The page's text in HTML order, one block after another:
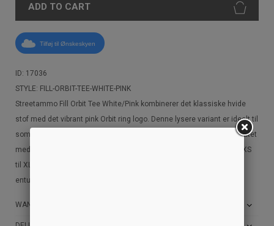
ADD TO CART
Tilføj til Ønskeskyen
ID: 17036
STYLE: FILL-ORBIT-TEE-WHITE-PINK
Streetammo Fill Orbit Tee White/Pink kombinerer det klassiske hvide
stof med det vibrant pink Orbit ring logo. Denne lysere variant er ideelt til
sommerlig og minimalistisk urban styling. Fremstillet i premium kvalitet
med fokus på komfort og langvarighed. Tilgængelig i størrelserne XXS
til XL til DKK 349. Et must-have statement piece for streetwear
entusiaster, der søger en mere lyss og elegant farvevarianter
WANT THE BEST PRICE?